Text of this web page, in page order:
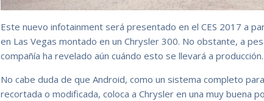
Este nuevo infotainment será presentado en el CES 2017 a
en Las Vegas montado en un Chrysler 300. No obstante, a
compañía ha revelado aún cuándo esto se llevará a producción.
No cabe duda de que Android, como un sistema completo
recortada o modificada, coloca a Chrysler en una muy buena